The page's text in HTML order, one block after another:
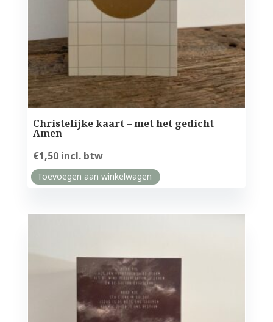
Christelijke kaart – met het gedicht
Amen
€1,50 incl. btw
Toevoegen aan winkelwagen